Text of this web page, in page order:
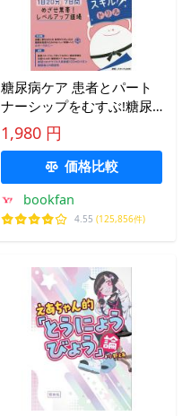
糖尿病ケア 患者とパート
ナーシップをむすぶ!糖尿
病スタッフ応援専門誌
Vol.17No.9(2020-9)
1,980 円
価格比較
bookfan
4.55 (125,856件)